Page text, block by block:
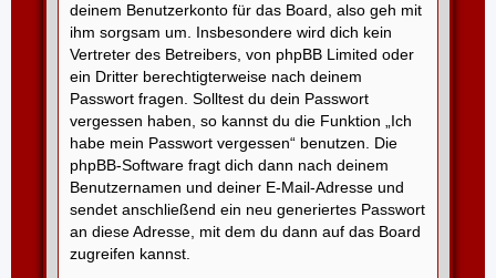
deinem Benutzerkonto für das Board, also geh mit
ihm sorgsam um. Insbesondere wird dich kein
Vertreter des Betreibers, von phpBB Limited oder
ein Dritter berechtigterweise nach deinem
Passwort fragen. Solltest du dein Passwort
vergessen haben, so kannst du die Funktion „Ich
habe mein Passwort vergessen“ benutzen. Die
phpBB-Software fragt dich dann nach deinem
Benutzernamen und deiner E-Mail-Adresse und
sendet anschließend ein neu generiertes Passwort
an diese Adresse, mit dem du dann auf das Board
zugreifen kannst.